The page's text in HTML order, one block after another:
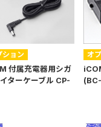
ション
付属充電器用シガ
ターケーブル CP-
オ